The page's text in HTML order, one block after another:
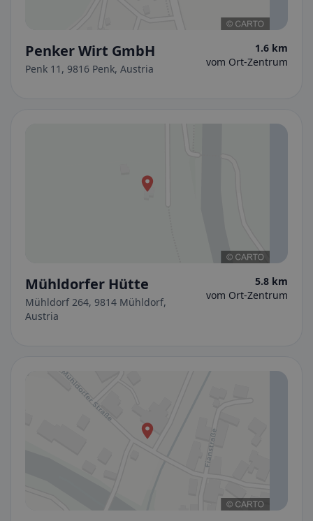
Penker Wirt GmbH
Penk 11, 9816 Penk, Austria
1.6 km
vom Ort-Zentrum
Mühldorfer Hütte
Mühldorf 264, 9814 Mühldorf,
Austria
5.8 km
vom Ort-Zentrum